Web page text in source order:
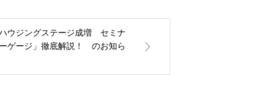
ウジングステージ成増 セミナ
ゲージ」徹底解説！ のお知ら